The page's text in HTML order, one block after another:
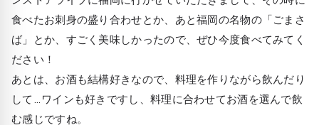
食べたお刺身の盛り合わせとか、あと福岡の名物の「ごまさ
ば」とか、すごく美味しかったので、ぜひ今度食べてみてく
ださい！
あとは、お酒も結構好きなので、料理を作りながら飲んだり
して…ワインも好きですし、料理に合わせてお酒を選んで飲
む感じですね。